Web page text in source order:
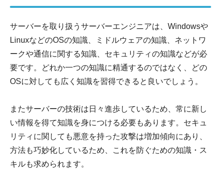
サーバーを取り扱うサーバーエンジニアは、Windowsや
LinuxなどのOSの知識、ミドルウェアの知識、ネットワ
ークや通信に関する知識、セキュリティの知識などが必
要です。どれか一つの知識に精通するのではなく、どの
OSに対しても広く知識を習得できると良いでしょう。
またサーバーの技術は日々進歩しているため、常に新し
い情報を得て知識を身につける必要もあります。セキュ
リティに関しても悪意を持った攻撃は増加傾向にあり、
方法も巧妙化しているため、これを防ぐための知識・ス
キルも求められます。